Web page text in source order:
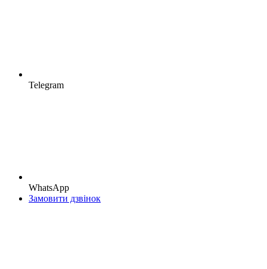
Telegram
WhatsApp
Замовити дзвінок